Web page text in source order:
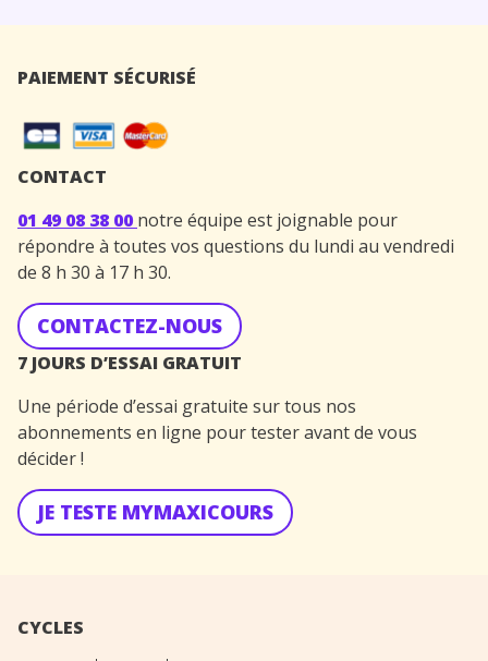
PAIEMENT SÉCURISÉ
CONTACT
01 49 08 38 00 notre équipe est joignable pour
répondre à toutes vos questions du lundi au vendredi
de 8 h 30 à 17 h 30.
CONTACTEZ-NOUS
7 JOURS D’ESSAI GRATUIT
Une période d’essai gratuite sur tous nos
abonnements en ligne pour tester avant de vous
décider !
JE TESTE MYMAXICOURS
CYCLES